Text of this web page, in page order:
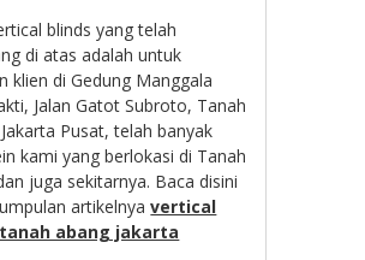
blinds yang telah
di atas adalah untuk
klien di Gedung Manggala
Jalan Gatot Subroto, Tanah
Pusat, telah banyak
kami yang berlokasi di Tanah
juga sekitarnya. Baca disini
artikelnyavertical
abang jakarta